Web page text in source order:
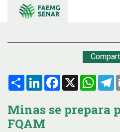
Compartilhar
LinkedInFacebook
X
Minas se prepara
FQAM